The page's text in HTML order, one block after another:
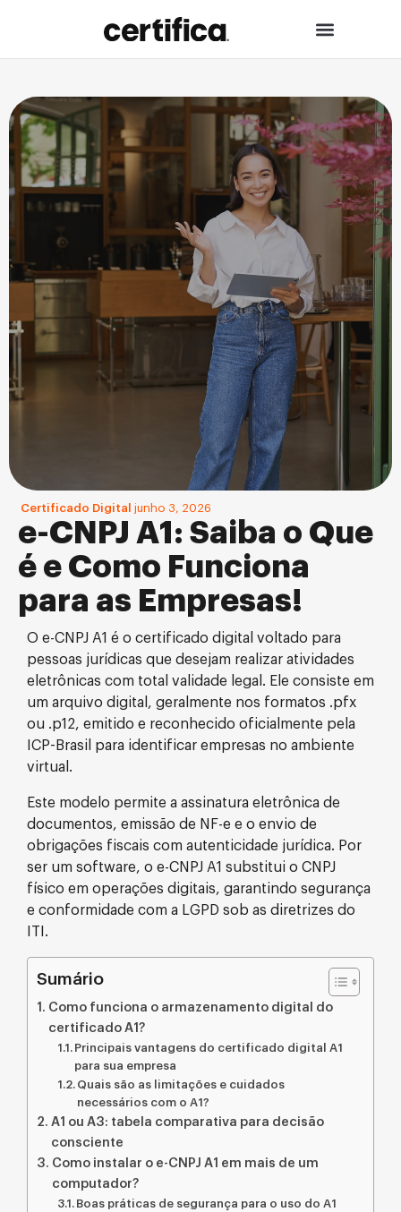
Certificado Digital junho 3, 2026
e-CNPJ A1: Saiba o Que
é e Como Funciona
para as Empresas!
O e-CNPJ A1 é o certificado digital voltado para
pessoas jurídicas que desejam realizar atividades
eletrônicas com total validade legal. Ele consiste em
um arquivo digital, geralmente nos formatos .pfx
ou .p12, emitido e reconhecido oficialmente pela
ICP-Brasil para identificar empresas no ambiente
virtual.
Este modelo permite a assinatura eletrônica de
documentos, emissão de NF-e e o envio de
obrigações fiscais com autenticidade jurídica. Por
ser um software, o e-CNPJ A1 substitui o CNPJ
físico em operações digitais, garantindo segurança
e conformidade com a LGPD sob as diretrizes do
ITI.
Sumário
Como funciona o armazenamento digital do
certificado A1?
Principais vantagens do certificado digital A1
para sua empresa
Quais são as limitações e cuidados
necessários com o A1?
A1 ou A3: tabela comparativa para decisão
consciente
Como instalar o e-CNPJ A1 em mais de um
computador?
Boas práticas de segurança para o uso do A1